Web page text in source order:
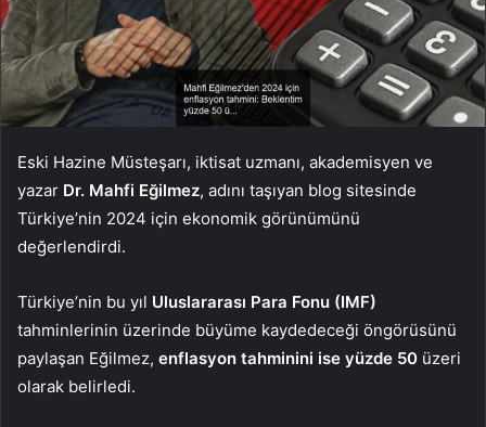
Eski Hazine Müsteşarı, iktisat uzmanı, akademisyen ve
yazar Dr. Mahfi Eğilmez, adını taşıyan blog sitesinde
Türkiye’nin 2024 için ekonomik görünümünü
değerlendirdi.
Türkiye’nin bu yıl Uluslararası Para Fonu (IMF)
tahminlerinin üzerinde büyüme kaydedeceği öngörüsünü
paylaşan Eğilmez, enflasyon tahminini ise yüzde 50 üzeri
olarak belirledi.